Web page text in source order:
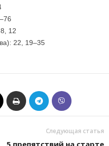
12
22, 19–35
Следующая статья